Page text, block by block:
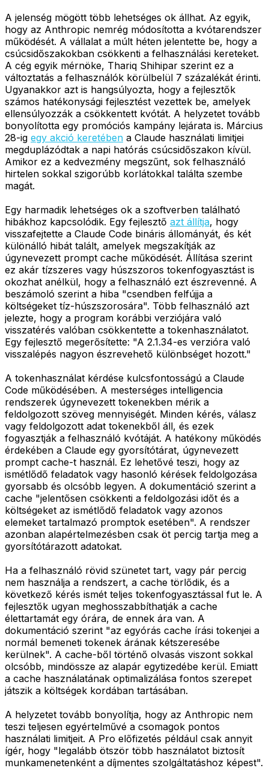
A jelenség mögött több lehetséges ok állhat. Az egyik,
hogy az Anthropic nemrég módosította a kvótarendszer
működését. A vállalat a múlt héten jelentette be, hogy a
csúcsidőszakokban csökkenti a felhasználási kereteket.
A cég egyik mérnöke, Thariq Shihipar szerint ez a
változtatás a felhasználók körülbelül 7 százalékát érinti.
Ugyanakkor azt is hangsúlyozta, hogy a fejlesztők
számos hatékonysági fejlesztést vezettek be, amelyek
ellensúlyozzák a csökkentett kvótát. A helyzetet tovább
bonyolította egy promóciós kampány lejárata is. Március
28-ig egy akció keretében a Claude használati limitjei
megduplázódtak a napi hatórás csúcsidőszakon kívül.
Amikor ez a kedvezmény megszűnt, sok felhasználó
hirtelen sokkal szigorúbb korlátokkal találta szembe
magát.
Egy harmadik lehetséges ok a szoftverben található
hibákhoz kapcsolódik. Egy fejlesztő azt állítja, hogy
visszafejtette a Claude Code bináris állományát, és két
különálló hibát talált, amelyek megszakítják az
úgynevezett prompt cache működését. Állítása szerint
ez akár tízszeres vagy húszszoros tokenfogyasztást is
okozhat anélkül, hogy a felhasználó ezt észrevenné. A
beszámoló szerint a hiba "csendben felfújja a
költségeket tíz-húszszorosára". Több felhasználó azt
jelezte, hogy a program korábbi verziójára való
visszatérés valóban csökkentette a tokenhasználatot.
Egy fejlesztő megerősítette: "A 2.1.34-es verzióra való
visszalépés nagyon észrevehető különbséget hozott."
A tokenhasználat kérdése kulcsfontosságú a Claude
Code működésében. A mesterséges intelligencia
rendszerek úgynevezett tokenekben mérik a
feldolgozott szöveg mennyiségét. Minden kérés, válasz
vagy feldolgozott adat tokenekből áll, és ezek
fogyasztják a felhasználó kvótáját. A hatékony működés
érdekében a Claude egy gyorsítótárat, úgynevezett
prompt cache-t használ. Ez lehetővé teszi, hogy az
ismétlődő feladatok vagy hasonló kérések feldolgozása
gyorsabb és olcsóbb legyen. A dokumentáció szerint a
cache "jelentősen csökkenti a feldolgozási időt és a
költségeket az ismétlődő feladatok vagy azonos
elemeket tartalmazó promptok esetében". A rendszer
azonban alapértelmezésben csak öt percig tartja meg a
gyorsítótárazott adatokat.
Ha a felhasználó rövid szünetet tart, vagy pár percig
nem használja a rendszert, a cache törlődik, és a
következő kérés ismét teljes tokenfogyasztással fut le. A
fejlesztők ugyan meghosszabbíthatják a cache
élettartamát egy órára, de ennek ára van. A
dokumentáció szerint "az egyórás cache írási tokenjei a
normál bemeneti tokenek árának kétszeresébe
kerülnek". A cache-ből történő olvasás viszont sokkal
olcsóbb, mindössze az alapár egytizedébe kerül. Emiatt
a cache használatának optimalizálása fontos szerepet
játszik a költségek kordában tartásában.
A helyzetet tovább bonyolítja, hogy az Anthropic nem
teszi teljesen egyértelművé a csomagok pontos
használati limitjeit. A Pro előfizetés például csak annyit
ígér, hogy "legalább ötször több használatot biztosít
munkamenetenként a díjmentes szolgáltatáshoz képest".